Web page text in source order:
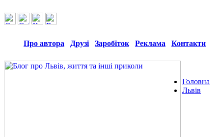
Про автора Друзі Заробіток Реклама Контакти
Головна
Львів